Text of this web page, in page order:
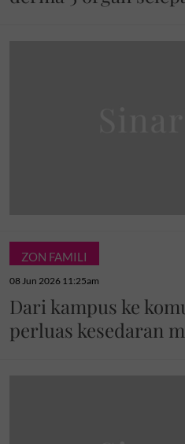
ZON FAMILI
08 Jun 2026 11:25am
Dari kampus ke
perluas kesedaran